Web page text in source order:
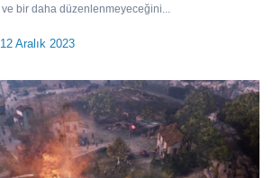
bir daha düzenlenmeyeceğini...
Aralık 2023